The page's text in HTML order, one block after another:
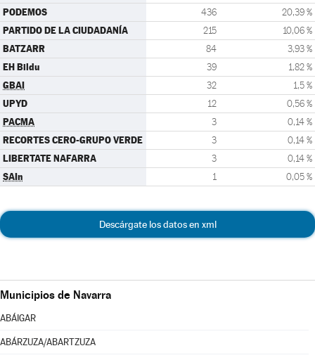
PODEMOS 436 20,39 %
PARTIDO DE LA CIUDADANÍA 215 10,06 %
BATZARR 84 3,93 %
EH Bildu 39 1,82 %
GBAI 32 1,5 %
UPYD 12 0,56 %
PACMA 3 0,14 %
RECORTES CERO-GRUPO VERDE 3 0,14 %
LIBERTATE NAFARRA 3 0,14 %
SAIn 1 0,05 %
Descárgate los datos en xml
Municipios de Navarra
ABÁIGAR
ABÁRZUZA/ABARTZUZA